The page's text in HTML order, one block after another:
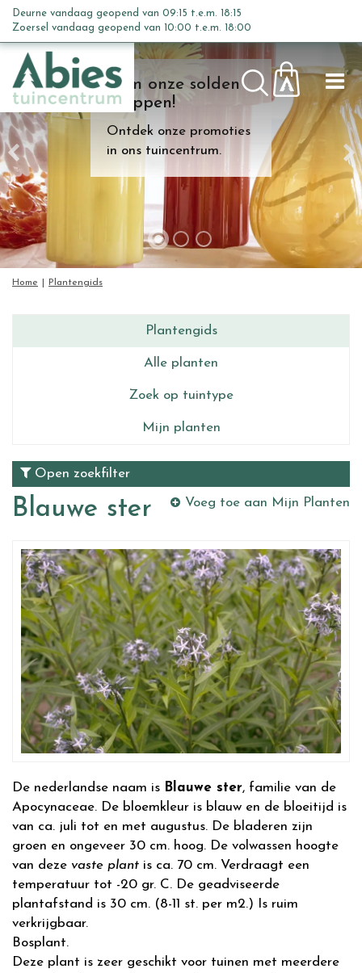
n
c
o
n
t
e
n
t
Kom onze solden
shoppen!
Ontdek onze promoties
in ons tuincentrum.
Home Plantengids
Deurne vandaag geopend van 09:15 t.e.m. 18:15
Zoersel vandaag geopend van 10:00 t.e.m. 18:00
Plantengids
Alle planten
Zoek op tuintype
Mijn planten
Open zoekfilter
Blauwe ster Voeg toe aan Mijn Planten
De nederlandse naam is Blauwe ster, familie van de
Apocynaceae. De bloemkleur is blauw en de bloeitijd is
van ca. juli tot en met augustus. De bladeren zijn
groen en ongeveer 30 cm. hoog. De volwassen hoogte
van deze vaste plant is ca. 70 cm. Verdraagt een
temperatuur tot -20 gr. C. De geadviseerde
plantafstand is 30 cm. (8-11 st. per m2.) Is ruim
verkrijgbaar.
Bosplant.
Deze plant is zeer geschikt voor tuinen met meerdere